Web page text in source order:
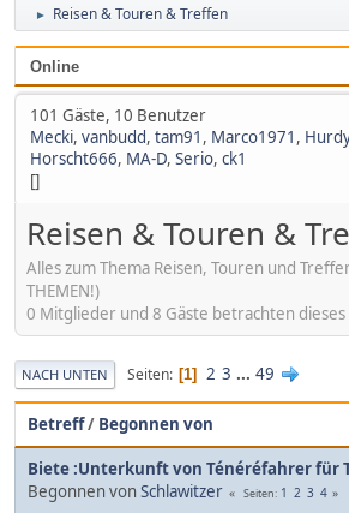
► Reisen & Touren & Treffen
Online
101 Gäste, 10 Benutzer
Mecki, vanbudd, tam91 , Marco1971 ,
Horscht666, MA-D, Serio, ck1
[]
Reisen & Touren &
Alles zum Thema Reisen, Touren und
THEMEN!)
0 Mitglieder und 8 Gäste betrachten dieses
NACH UNTEN Seiten 1 2 3 ... 49
Betreff/ Begonnen von
Biete :Unterkunft von Ténéréfahrer für
Begonnen vonSchlawitzer Seiten 1 2 3 4